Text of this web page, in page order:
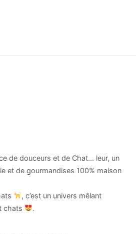
de douceurs et de Chat… leur, un
et de gourmandises 100% maison
, c’est un univers mêlant
chats
.